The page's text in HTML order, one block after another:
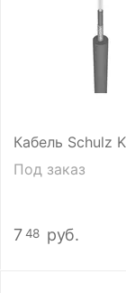
Под заказ
7 48 руб.